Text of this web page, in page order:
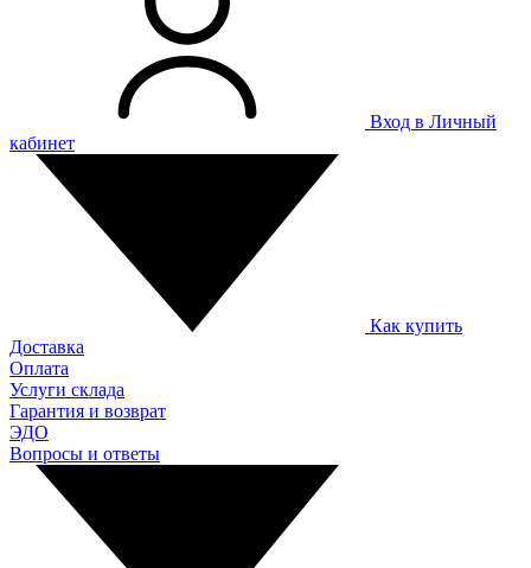
Вход в Личный
кабинет
Как купить
Доставка
Оплата
Услуги склада
Гарантия и возврат
ЭДО
Вопросы и ответы